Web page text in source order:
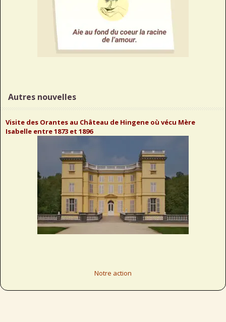
Autres nouvelles
Visite des Orantes au Château de Hingene où vécu Mère
Isabelle entre 1873 et 1896
Notre action